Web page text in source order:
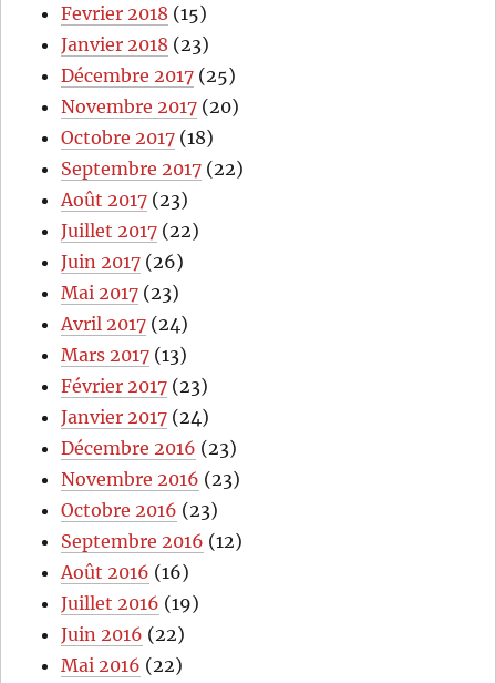
Fevrier 2018 (15)
Janvier 2018 (23)
Décembre 2017 (25)
Novembre 2017 (20)
Octobre 2017 (18)
Septembre 2017 (22)
Août 2017 (23)
Juillet 2017 (22)
Juin 2017 (26)
Mai 2017 (23)
Avril 2017 (24)
Mars 2017 (13)
Février 2017 (23)
Janvier 2017 (24)
Décembre 2016 (23)
Novembre 2016 (23)
Octobre 2016 (23)
Septembre 2016 (12)
Août 2016 (16)
Juillet 2016 (19)
Juin 2016 (22)
Mai 2016 (22)